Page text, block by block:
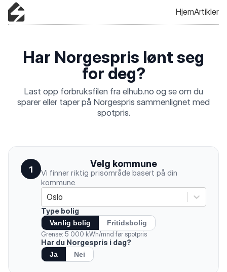
HjemArtikler
Har Norgespris lønt seg
for deg?
Last opp forbruksfilen fra elhub.no og se om du
sparer eller taper på Norgespris sammenlignet med
spotpris.
1 Velg kommune
Vi finner riktig prisområde basert på din
kommune.
Oslo
Type bolig
Vanlig bolig Fritidsbolig
Grense: 5 000 kWh/mnd før spotpris
Har du Norgespris i dag?
Ja Nei